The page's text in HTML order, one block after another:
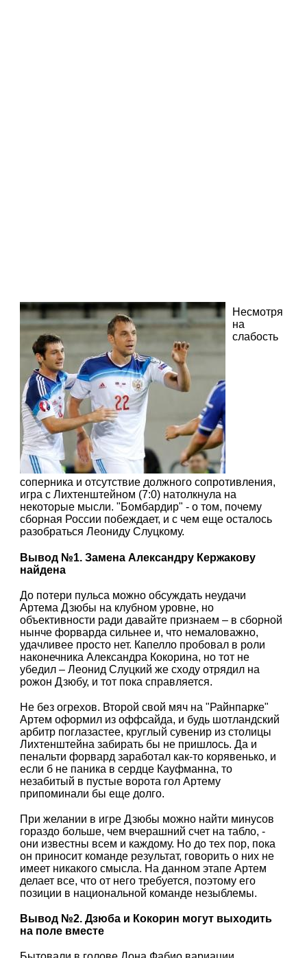
Несмотря
на
слабость
соперника и отсутствие должного сопротивления,
игра с Лихтенштейном (7:0) натолкнула на
некоторые мысли. "Бомбардир" - о том, почему
сборная России побеждает, и с чем еще осталось
разобраться Леониду Слуцкому.
Вывод №1. Замена Александру Кержакову
найдена
До потери пульса можно обсуждать неудачи
Артема Дзюбы на клубном уровне, но
объективности ради давайте признаем – в сборной
нынче форварда сильнее и, что немаловажно,
удачливее просто нет. Капелло пробовал в роли
наконечника Александра Кокорина, но тот не
убедил – Леонид Слуцкий же сходу отрядил на
рожон Дзюбу, и тот пока справляется.
Не без огрехов. Второй свой мяч на "Райнпарке"
Артем оформил из оффсайда, и будь шотландский
арбитр поглазастее, круглый сувенир из столицы
Лихтенштейна забирать бы не пришлось. Да и
пенальти форвард заработал как-то корявенько, и
если б не паника в сердце Кауфманна, то
незабитый в пустые ворота гол Артему
припоминали бы еще долго.
При желании в игре Дзюбы можно найти минусов
гораздо больше, чем вчерашний счет на табло, -
они известны всем и каждому. Но до тех пор, пока
он приносит команде результат, говорить о них не
имеет никакого смысла. На данном этапе Артем
делает все, что от него требуется, поэтому его
позиции в национальной команде незыблемы.
Вывод №2. Дзюба и Кокорин могут выходить
на поле вместе